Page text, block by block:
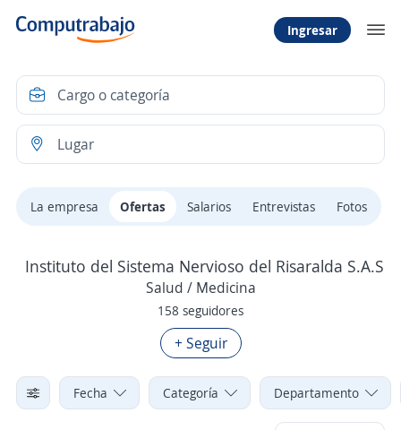
Ingresar
La empresa Ofertas Salarios Entrevistas Fotos
Instituto del Sistema Nervioso del Risaralda S.A.S
Salud / Medicina
158 seguidores
+ Seguir
Fecha Categoría Departamento